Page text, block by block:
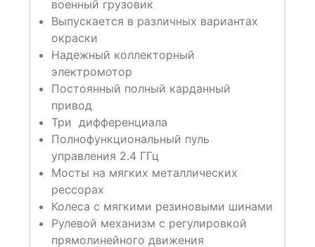
военный грузовик
Выпускается в различных вариантах
окраски
Надежный коллекторный
электромотор
Постоянный полный карданный
привод
Три дифференциала
Полнофункциональный пуль
управления 2.4 ГГц
Мосты на мягких металлических
рессорах
Колеса с мягкими резиновыми шинами
Рулевой механизм с регулировкой
прямолинейного движения